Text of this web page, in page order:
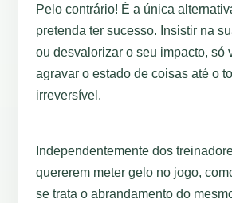
Pelo contrário! É a única
pretenda ter sucesso. Insistir na
ou desvalorizar o seu impacto, só
agravar o estado de coisas até o
irreversível.
Independentemente dos
quererem meter gelo no jogo,
se trata o abrandamento do